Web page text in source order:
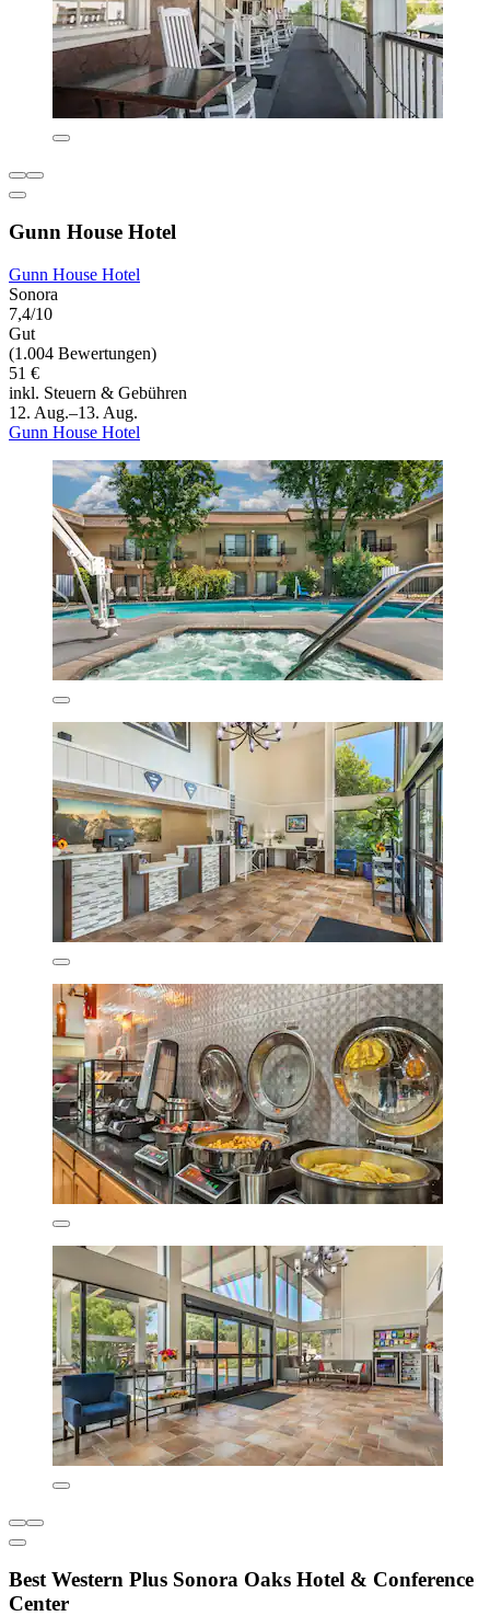
Gunn House Hotel
Gunn House Hotel
Sonora
7,4/10
Gut
(1.004 Bewertungen)
51 €
inkl. Steuern & Gebühren
12. Aug.–13. Aug.
Gunn House Hotel
Best Western Plus Sonora Oaks Hotel & Conference
Center